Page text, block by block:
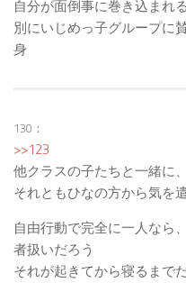
自分が面倒事に巻き込まれ
別にいじめっ子グループに
身
130：
>>123
他クラスの子たちと一緒に
それともひなの方から気を
自由行動で完全に一人なら
者扱いだろう
それが起きてから寝るまで